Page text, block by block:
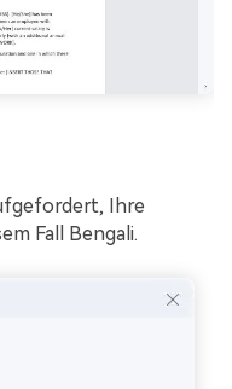
Ihre
Fall Bengali.